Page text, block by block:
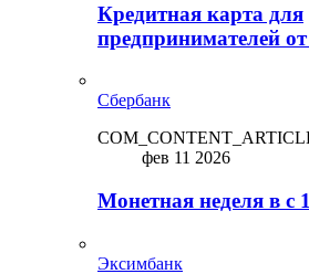
Кредитная карта для
предпринимателей
Сбербанк
фев 11 2026
Монетная неделя в с
Эксимбанк